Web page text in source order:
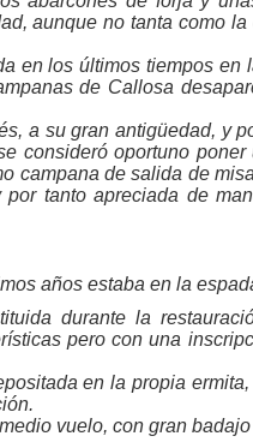
aunque no tanta como
en los últimos tiempos
de Callosa
a su gran antigüedad, y
consideró oportuno
campana de salida de
tanto apreciada de
años estaba en la
durante la
pero con una
en la propia
vuelo, con gran